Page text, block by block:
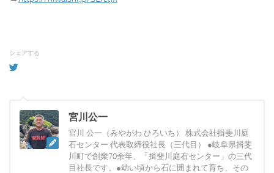
シェアする
宮川公一
宮川 公一（みやがわ ひろいち） 株式会社揖斐川庭
石センター 代表取締役社長（三代目） ●岐阜県揖斐
川町で創業70余年、「揖斐川庭石センター」の三代
目社長です。●幼い頃から石に囲まれて育ち、その